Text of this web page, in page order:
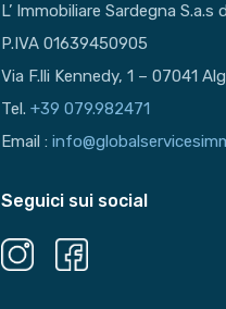
L’ Immobiliare Sardegna S.a.s
P.IVA 01639450905
Via F.lli Kennedy, 1 – 07041
Tel.+39 079.982471
Email :
Seguici sui social